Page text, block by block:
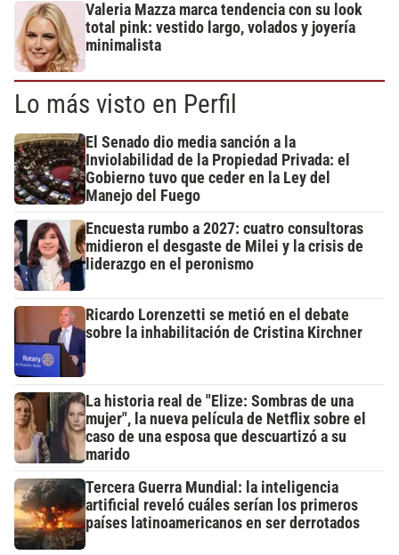
Valeria Mazza marca tendencia con su look
total pink: vestido largo, volados y joyería
minimalista
Lo más visto en Perfil
El Senado dio media sanción a la
Inviolabilidad de la Propiedad Privada: el
Gobierno tuvo que ceder en la Ley del
Manejo del Fuego
Encuesta rumbo a 2027: cuatro consultoras
midieron el desgaste de Milei y la crisis de
liderazgo en el peronismo
Ricardo Lorenzetti se metió en el debate
sobre la inhabilitación de Cristina Kirchner
La historia real de "Elize: Sombras de una
mujer", la nueva película de Netflix sobre el
caso de una esposa que descuartizó a su
marido
Tercera Guerra Mundial: la inteligencia
artificial reveló cuáles serían los primeros
países latinoamericanos en ser derrotados